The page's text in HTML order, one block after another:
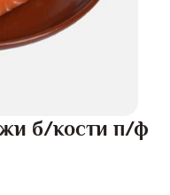
б/кости п/ф